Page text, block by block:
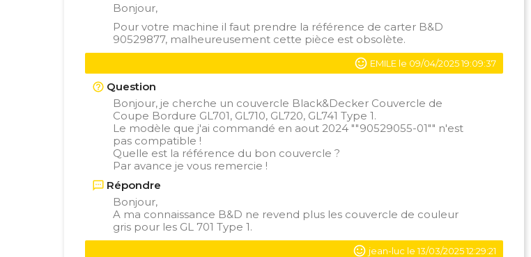
Bonjour,
Pour votre machine il faut prendre la référence de carter B&D
90529877, malheureusement cette pièce est obsolète.
EMILE le 09/04/2025 19:09:37
Question
Bonjour, je cherche un couvercle Black&Decker Couvercle de
Coupe Bordure GL701, GL710, GL720, GL741 Type 1.
Le modèle que j'ai commandé en aout 2024 ""90529055-01"" n'est
pas compatible !
Quelle est la référence du bon couvercle ?
Par avance je vous remercie !
Répondre
Bonjour,
A ma connaissance B&D ne revend plus les couvercle de couleur
gris pour les GL 701 Type 1.
jean-luc le 13/03/2025 12:29:21